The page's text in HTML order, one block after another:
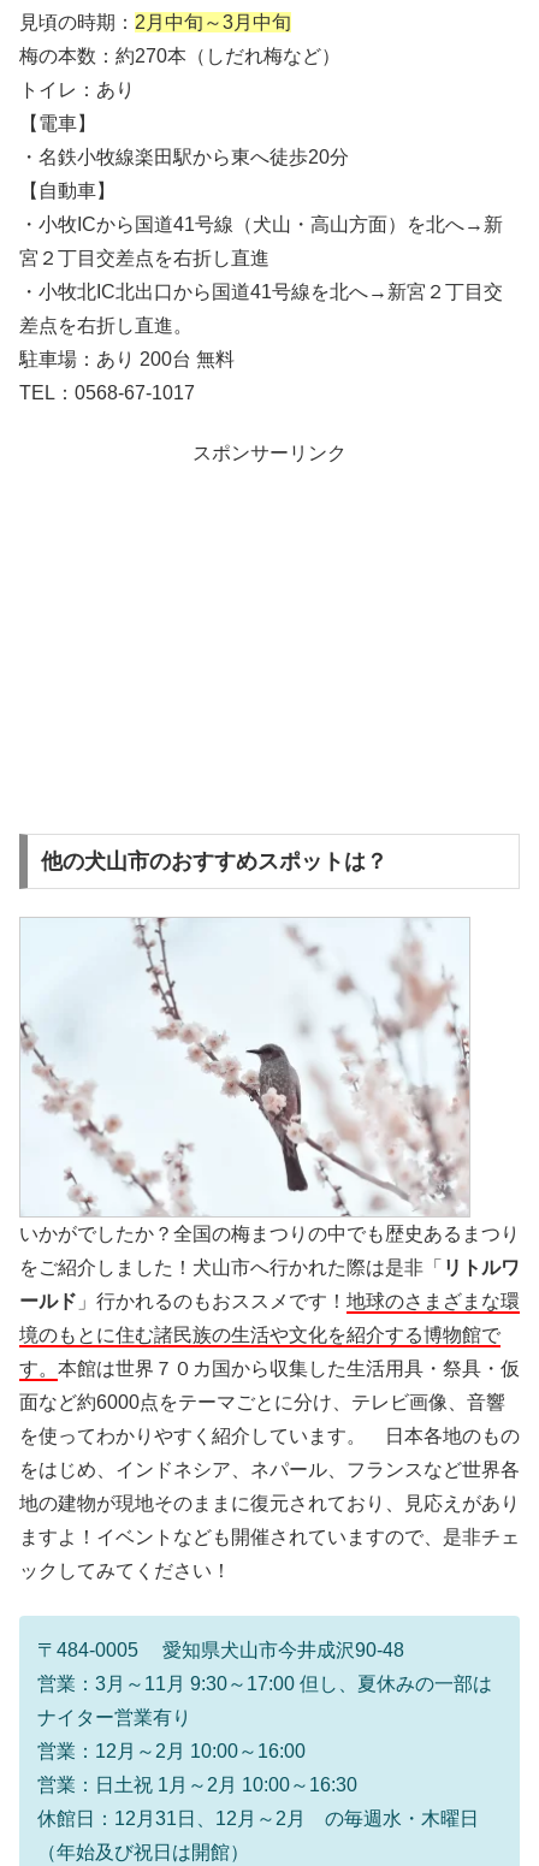
見頃の時期： 2月中旬～3月中旬
梅の本数：約270本（しだれ梅など）
トイレ：あり
【電車】
・名鉄小牧線楽田駅から東へ徒歩20分
【自動車】
・小牧ICから国道41号線（犬山・高山方面）を北へ→新
宮２丁目交差点を右折し直進
・小牧北IC北出口から国道41号線を北へ→新宮２丁目交
差点を右折し直進。
駐車場：あり 200台 無料
TEL：0568-67-1017
スポンサーリンク
他の犬山市のおすすめスポットは？
いかがでしたか？全国の梅まつりの中でも歴史あるまつり
をご紹介しました！犬山市へ行かれた際は是非「 リトルワ
ールド 」行かれるのもおススメです！ 地球のさまざまな環
境のもとに住む諸民族の生活や文化を紹介する博物館で
す。 本館は世界７０カ国から収集した生活用具・祭具・仮
面など約6000点をテーマごとに分け、テレビ画像、音響
を使ってわかりやすく紹介しています。 日本各地のもの
をはじめ、インドネシア、ネパール、フランスなど世界各
地の建物が現地そのままに復元されており、見応えがあり
ますよ！イベントなども開催されていますので、是非チェ
ックしてみてください！
〒484-0005 愛知県犬山市今井成沢90-48
営業：3月～11月 9:30～17:00 但し、夏休みの一部は
ナイター営業有り
営業：12月～2月 10:00～16:00
営業：日土祝 1月～2月 10:00～16:30
休館日：12月31日、12月～2月 の毎週水・木曜日
（年始及び祝日は開館）